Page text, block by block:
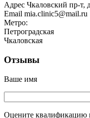
Адрес Чкаловский пр-т,
Email mia.clinic5@mail.ru
Метро:
Петроградская
Чкаловская
Отзывы
Ваше имя
Оцените квалификацию